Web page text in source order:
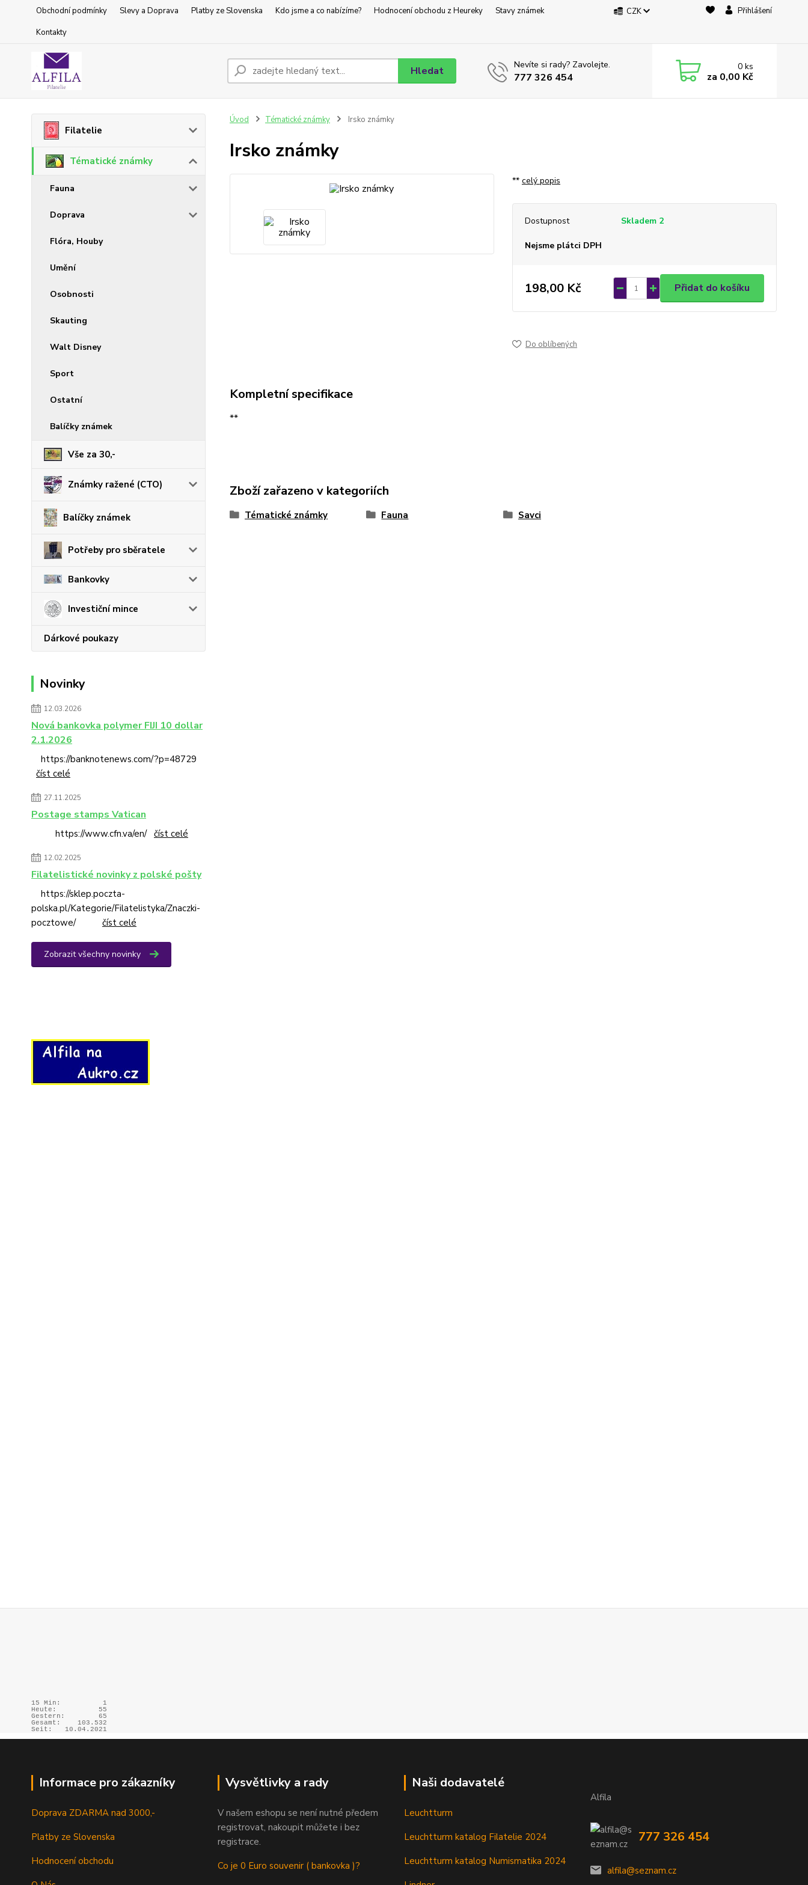
Obchodní podmínky Slevy a Doprava Platby ze Slovenska Kdo jsme a co nabízíme? Hodnocení obchodu z Heureky
Stavy známek
Kontakty
CZK Přihlášení
Hledat Nevíte si rady? Zavolejte.
777 326 454
0ks
za 0,00 Kč
Filatelie
Tématické známky
Fauna
Doprava
Flóra, Houby
Umění
Osobnosti
Skauting
Walt Disney
Sport
Ostatní
Balíčky známek
Vše za 30,-
Známky ražené (CTO)
Balíčky známek
Potřeby pro sběratele
Bankovky
Investiční mince
Dárkové poukazy
Novinky
12.03.2026
Nová bankovka polymer FIJI 10 dollar
2.1.2026
https://banknotenews.com/?p=48729
číst celé
27.11.2025
Postage stamps Vatican
https://www.cfn.va/en/ číst celé
12.02.2025
Filatelistické novinky z polské pošty
https://sklep.poczta-
polska.pl/Kategorie/Filatelistyka/Znaczki-
pocztowe/ číst celé
Zobrazit všechny novinky
Úvod Tématické známky Irsko známky
Irsko známky
** celý popis
Dostupnost Skladem 2
Nejsme plátci DPH
198,00 Kč Přidat do košíku
Do oblíbených
Kompletní specifikace
**
Zboží zařazeno v kategoriích
Tématické známky Fauna Savci
15 Min:
1
Heute:
55
Gestern:
65
Gesamt:
103.532
Seit:
10.04.2021
Informace pro zákazníky
Doprava ZDARMA nad 3000,-
Platby ze Slovenska
Hodnocení obchodu
Vysvětlivky a rady
V našem eshopu se není nutné předem
registrovat, nakoupit můžete i bez
registrace.
Co je 0 Euro souvenir ( bankovka )?
Naši dodavatelé
Leuchtturm
Leuchtturm katalog Filatelie 2024
Leuchtturm katalog Numismatika 2024
Alfila
777 326 454
alfila@seznam.cz